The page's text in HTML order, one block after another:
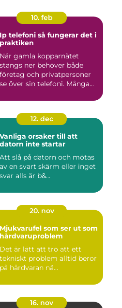
10. feb
Ip telefoni så fungerar det i
praktiken
När gamla kopparnätet
stängs ner behöver både
företag och privatpersoner
se över sin telefoni. Många...
12. dec
Vanliga orsaker till att
datorn inte startar
Att slå på datorn och mötas
av en svart skärm eller inget
svar alls är b&...
20. nov
Mjukvarufel som ser ut som
hårdvaruproblem
Det är lätt att tro att ett
tekniskt problem alltid beror
på hårdvaran nä...
16. nov